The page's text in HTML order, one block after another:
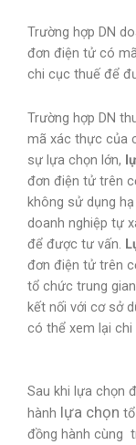
Trường hợp DN
đơn điện tử có
chi cục thuế để
Trường hợp DN
mã xác thực của
sự lựa chọn lớn,
đơn điện tử trên
không sử dụng
doanh nghiệp tự
để được tư vấn.
đơn điện tử trên
tổ chức trung
kết nối với cơ sở
có thể xem lại
Sau khi lựa chọn
hành lựa chọn
đồng hành cùng